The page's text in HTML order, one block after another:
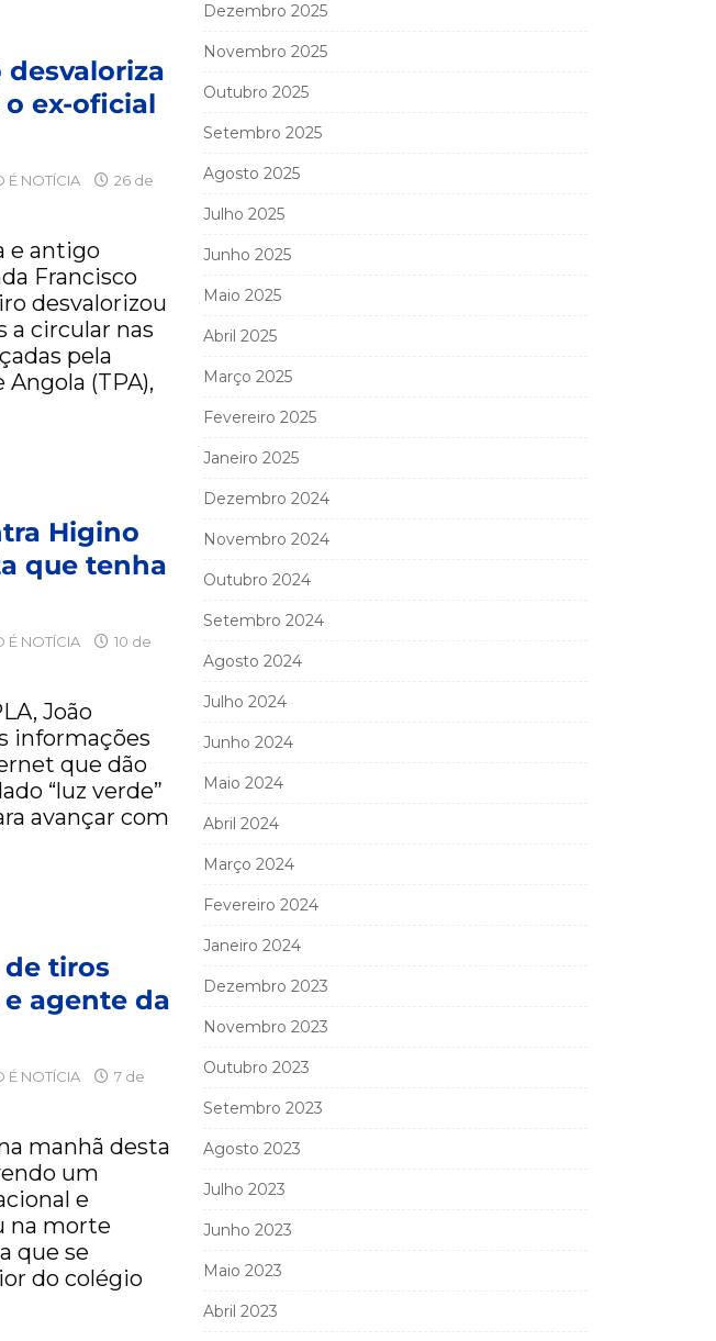
ex-oficial
É NOTÍCIA
26 de
e antigo
Francisco
desvalorizou
a circular nas
pela
(TPA),
Higino
que tenha
É NOTÍCIA
10 de
João
informações
que dão
“luz verde”
avançar com
de tiros
agente da
É NOTÍCIA
7 de
manhã desta
um
e
na morte
que se
do colégio
Dezembro 2025
Novembro 2025
Outubro 2025
Setembro 2025
Agosto 2025
Julho 2025
Junho 2025
Maio 2025
Abril 2025
Março 2025
Fevereiro 2025
Janeiro 2025
Dezembro 2024
Novembro 2024
Outubro 2024
Setembro 2024
Agosto 2024
Julho 2024
Junho 2024
Maio 2024
Abril 2024
Março 2024
Fevereiro 2024
Janeiro 2024
Dezembro 2023
Novembro 2023
Outubro 2023
Setembro 2023
Agosto 2023
Julho 2023
Junho 2023
Maio 2023
Abril 2023